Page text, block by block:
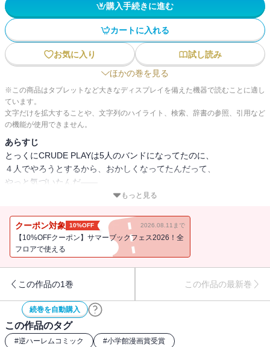
購入手続きに進む
カートに入れる
お気に入り
試し読み
ほかの巻を見る
※この商品はタブレットなど大きなディスプレイを備えた機器で読むことに適し
ています。
文字だけを拡大することや、文字列のハイライト、検索、辞書の参照、引用など
の機能が使用できません。
あらすじ
とっくにCRUDE PLAYは5人のバンドになってたのに、
４人でやろうとするから、おかしくなってたんだって、
やっと気づいたんだ――
たMash&Co.の初単独ライブは、アンコールが鳴り止まないほどの声
援をうけ、理子（りこ）たちは感涙。
一方、活動休止を発表したCRUDE PLAYは、ツアーファイナルのド
めの新曲を聴かされたメンバー。それはツインベースの楽曲
で・・・!?
青木琴美のスーパーヒット連載にして最高傑作！
ついにファイナル！！！
もっと見る
クーポン対象 10%OFF 2026.08.11まで
【10%OFFクーポン】サマーブックフェス2026！全
フロアで使える
この作品の1巻 この作品の最新巻
続巻を自動購入
この作品のタグ
#逆ハーレムコミック #小学館漫画賞受賞